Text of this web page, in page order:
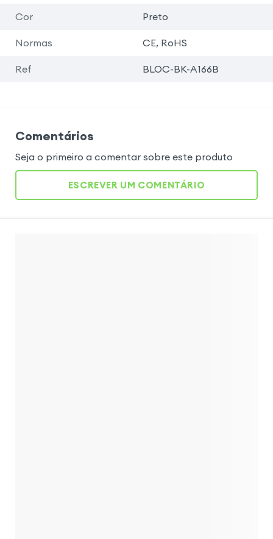
Cor Preto
Normas CE, RoHS
Ref BLOC-BK-A166B
Comentários
Seja o primeiro a comentar sobre este produto
ESCREVER UM COMENTÁRIO